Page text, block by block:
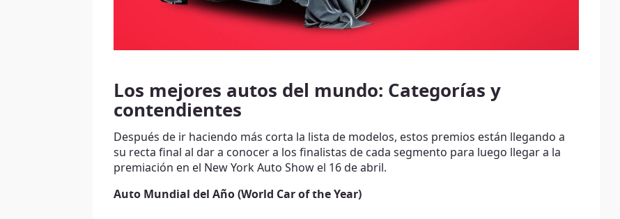
Los mejores autos del mundo: Categorías y
contendientes
Después de ir haciendo más corta la lista de modelos, estos premios están llegando a
su recta final al dar a conocer a los finalistas de cada segmento para luego llegar a la
premiación en el New York Auto Show el 16 de abril.
Auto Mundial del Año (World Car of the Year)